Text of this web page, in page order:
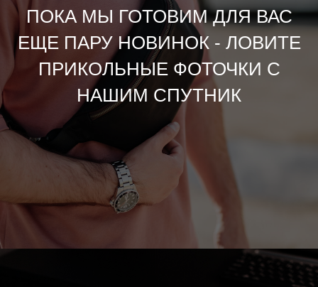
ПОКА МЫ ГОТОВИМ ДЛЯ ВАС
ЕЩЕ ПАРУ НОВИНОК - ЛОВИТЕ
ПРИКОЛЬНЫЕ ФОТОЧКИ С
НАШИМ СПУТНИК